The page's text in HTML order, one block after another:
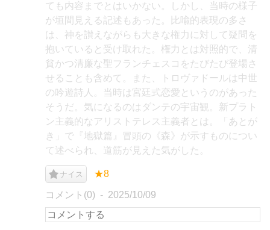
ても内容までとはいかない。しかし、当時の様子
が垣間見える記述もあった。比喩的表現の多さ
は、神を讃えながらも大きな権力に対して疑問を
抱いていると受け取れた。権力とは対照的で、清
貧かつ清廉な聖フランチェスコをたびたび登場さ
せることも含めて。また、トロヴァドールは中世
の吟遊詩人。当時は宮廷式恋愛というのがあった
そうだ。気になるのはダンテの宇宙観。新プラト
ン主義的なアリストテレス主義者とは。「あとが
き」で『地獄篇』冒頭の《森》が示すものについ
て述べられ、道筋が見えた気がした。
ナイス ★8
コメント(0) 2025/10/09